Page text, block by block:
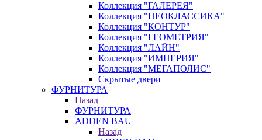
Коллекция "ГАЛЕРЕЯ"
Коллекция "НЕОКЛАССИКА"
Коллекция "КОНТУР"
Коллекция "ГЕОМЕТРИЯ"
Коллекция "ЛАЙН"
Коллекция "ИМПЕРИЯ"
Коллекция "МЕГАПОЛИС"
Скрытые двери
ФУРНИТУРА
Назад
ФУРНИТУРА
ADDEN BAU
Назад